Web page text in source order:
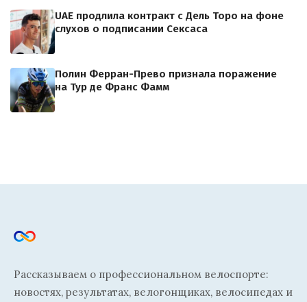
UAE продлила контракт с Дель Торо на фоне
слухов о подписании Сексаса
Полин Ферран-Прево признала поражение
на Тур де Франс Фамм
Рассказываем о профессиональном велоспорте:
новостях, результатах, велогонщиках, велосипедах и